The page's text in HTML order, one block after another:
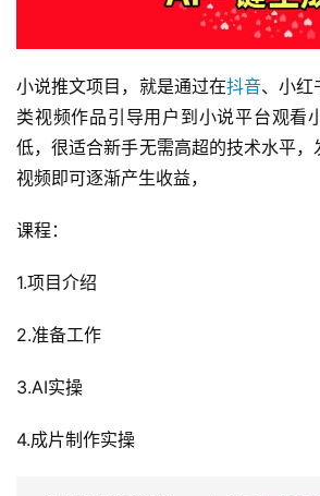
小说推文项目，就是通过在抖音、小红
类视频作品引导用户到小说平台观看
低，很适合新手无需高超的技术水平
视频即可逐渐产生收益，
课程：
1.项目介绍
2.准备工作
3.AI实操
4.成片制作实操